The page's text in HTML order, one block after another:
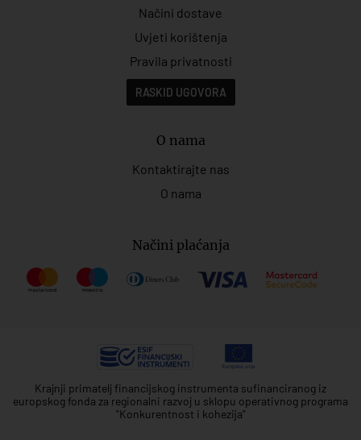
Načini dostave
Uvjeti korištenja
Pravila privatnosti
RASKID UGOVORA
O nama
Kontaktirajte nas
O nama
Načini plaćanja
Krajnji primatelj financijskog instrumenta sufinanciranog iz
europskog fonda za regionalni razvoj u sklopu operativnog programa
"Konkurentnost i kohezija"